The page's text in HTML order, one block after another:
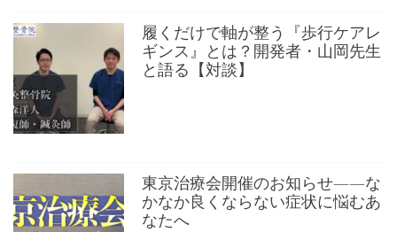
履くだけで軸が整う『歩行ケアレ
ギンス』とは？開発者・山岡先生
と語る【対談】
東京治療会開催のお知らせ——な
かなか良くならない症状に悩むあ
なたへ